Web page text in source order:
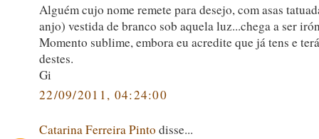
Alguém cujo nome remete para desejo, com asas
anjo) vestida de branco sob aquela luz...chega a ser
Momento sublime, embora eu acredite que já tens e
destes.
Gi
22/09/2011, 04:24:00
Catarina Ferreira Pinto disse...